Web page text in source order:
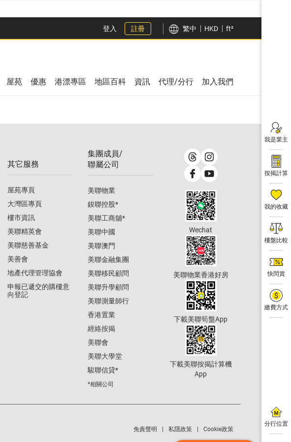
登入 註冊 繁中 HKD ft²
我是業主
按揭計算
我的收藏
樓盤比較
快閃賞
繳費方式
分行位置
屋苑 優惠 港漂專區 地區百科 資訊 代理/分行 加入我們
其它服務
屋苑專頁
大灣區專頁
樓市資訊
美聯精英會
美聯慈善基金
美善會
地產代理管理協會
申報已遞交的購樓意
向登記
集團成員/
聯屬公司
美聯物業
鋑聯控股*
美聯工商舖*
美聯中國
美聯澳門
美聯金融集團
美聯移民顧問
美聯升學顧問
美聯測量師行
香港置業
經絡按揭
美聯會
美聯大學堂
駿聯信貸*
*相關公司
Wechat
美聯物業香港好房
下載美聯筍盤App
下載美聯按揭計算機
App
免責聲明 私隱政策 Cookie政策